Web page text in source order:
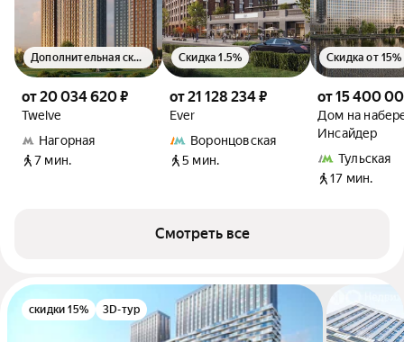
от 20 034 620 ₽
Twelve
Нагорная
7 мин.
Дополнительная скидка 1.5%
от 21 128 234 ₽
Ever
Воронцовская
5 мин.
Скидка 1.5%
от 15 400
Дом на
Инсайдер
Тульская
17 мин.
Скидка от 15%
Смотреть все
скидки 15% 3D-тур